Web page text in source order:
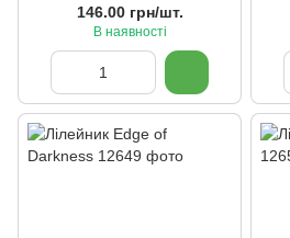
146.00 грн/шт.
В наявності